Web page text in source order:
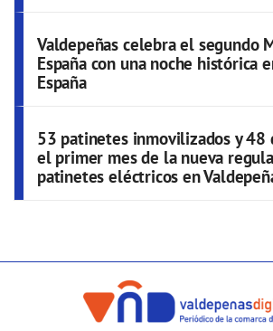
Valdepeñas celebra el segundo
España con una noche histórica
España
53 patinetes inmovilizados y 48
el primer mes de la nueva
patinetes eléctricos en